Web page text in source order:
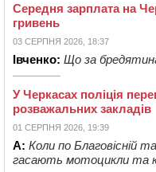
Середня зарплата на
гривень
03 СЕРПНЯ 2026, 18:37
Івченко: Що за
У Черкасах поліція
розважальних закладів
01 СЕРПНЯ 2026, 19:39
А: Коли по Благовісній
гасають мотоцикли та